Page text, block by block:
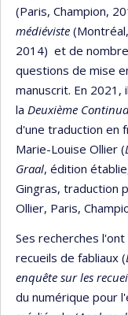
(Paris, Champion,
médiéviste
2014) et de
questions de mise
manuscrit. En
la Deuxième
d'une traduction en
Marie-Louise Ollier (
Graal, édition
Gingras, traduction
Ollier, Paris,
Ses recherches
recueils de fabliaux (
enquête sur les
du numérique pour